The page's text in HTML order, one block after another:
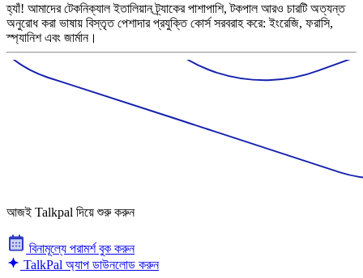
হ্যাঁ! আমাদের টেকনিক্যাল ইতালিয়ান ট্র্যাকের পাশাপাশি, টকপাল আরও চারটি অত্যন্ত
অনুরোধ করা ভাষায় বিস্তৃত পেশাদার প্রযুক্তি কোর্স সরবরাহ করে: ইংরেজি, ফরাসি,
স্প্যানিশ এবং জার্মান।
আজই Talkpal দিয়ে শুরু করুন
বিনামূল্যে পরামর্শ বুক করুন
TalkPal অ্যাপ ডাউনলোড করুন